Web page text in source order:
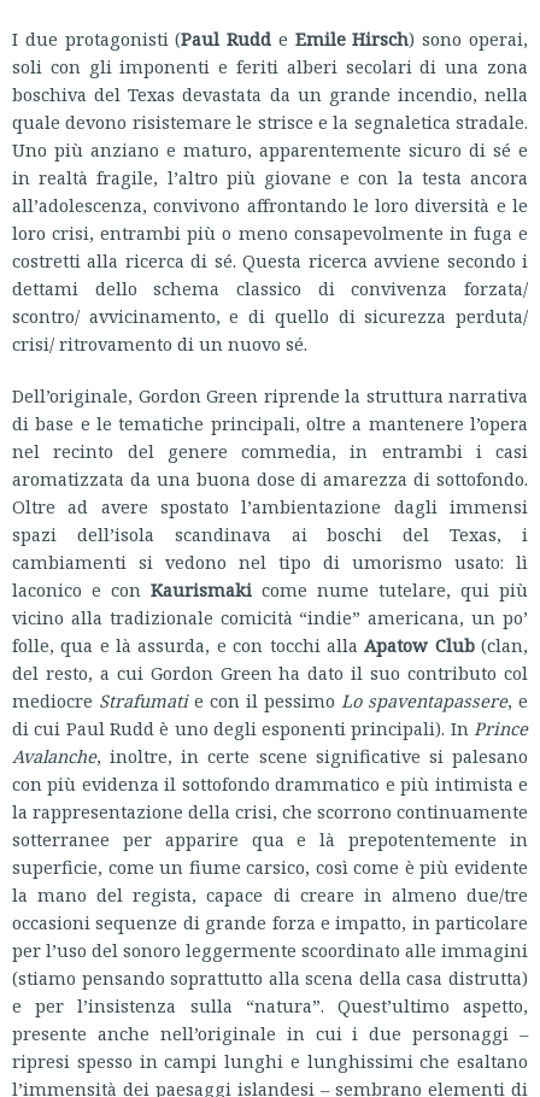
I due protagonisti (Paul Rudd e Emile Hirsch) sono operai,
soli con gli imponenti e feriti alberi secolari di una zona
boschiva del Texas devastata da un grande incendio, nella
quale devono risistemare le strisce e la segnaletica stradale.
Uno più anziano e maturo, apparentemente sicuro di sé e
in realtà fragile, l’altro più giovane e con la testa ancora
all’adolescenza, convivono affrontando le loro diversità e le
loro crisi, entrambi più o meno consapevolmente in fuga e
costretti alla ricerca di sé. Questa ricerca avviene secondo i
dettami dello schema classico di convivenza forzata/
scontro/ avvicinamento, e di quello di sicurezza perduta/
crisi/ ritrovamento di un nuovo sé.
Dell’originale, Gordon Green riprende la struttura narrativa
di base e le tematiche principali, oltre a mantenere l’opera
nel recinto del genere commedia, in entrambi i casi
aromatizzata da una buona dose di amarezza di sottofondo.
Oltre ad avere spostato l’ambientazione dagli immensi
spazi dell’isola scandinava ai boschi del Texas, i
cambiamenti si vedono nel tipo di umorismo usato: lì
laconico e con Kaurismaki come nume tutelare, qui più
vicino alla tradizionale comicità “indie” americana, un po’
folle, qua e là assurda, e con tocchi allaApatow Club(clan,
del resto, a cui Gordon Green ha dato il suo contributo col
mediocre Strafumatie con il pessimo Lo spaventapassere, e
di cui Paul Rudd è uno degli esponenti principali). In Prince
Avalanche, inoltre, in certe scene significative si palesano
con più evidenza il sottofondo drammatico e più intimista e
la rappresentazione della crisi, che scorrono continuamente
sotterranee per apparire qua e là prepotentemente in
superficie, come un fiume carsico, così come è più evidente
la mano del regista, capace di creare in almeno due/tre
occasioni sequenze di grande forza e impatto, in particolare
per l’uso del sonoro leggermente scoordinato alle immagini
(stiamo pensando soprattutto alla scena della casa distrutta)
e per l’insistenza sulla “natura”. Quest’ultimo aspetto,
presente anche nell’originale in cui i due personaggi –
ripresi spesso in campi lunghi e lunghissimi che esaltano
l’immensità dei paesaggi islandesi – sembrano elementi di